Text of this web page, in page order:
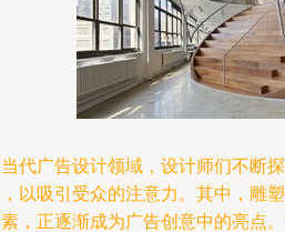
代广告设计领域，设计师们不断
以吸引受众的注意力。其中，雕
，正逐渐成为广告创意中的亮点